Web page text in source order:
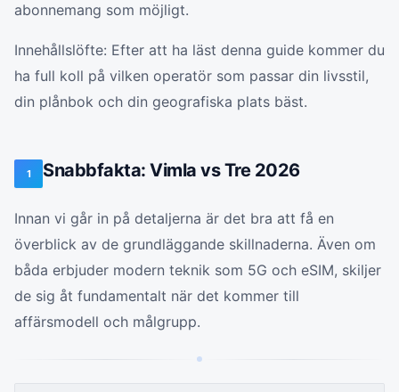
abonnemang som möjligt.
Innehållslöfte: Efter att ha läst denna guide kommer du
ha full koll på vilken operatör som passar din livsstil,
din plånbok och din geografiska plats bäst.
1 Snabbfakta: Vimla vs Tre 2026
Innan vi går in på detaljerna är det bra att få en
överblick av de grundläggande skillnaderna. Även om
båda erbjuder modern teknik som 5G och eSIM, skiljer
de sig åt fundamentalt när det kommer till
affärsmodell och målgrupp.